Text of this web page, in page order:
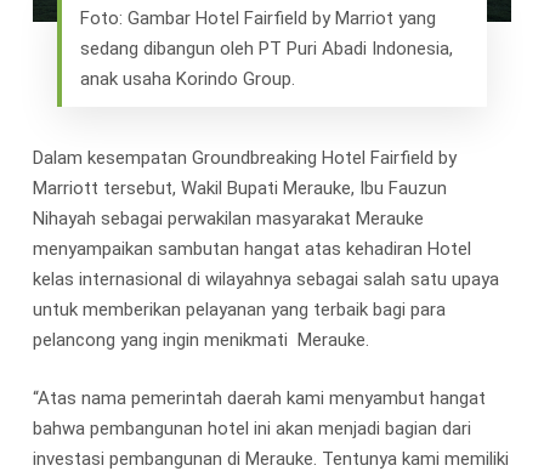
Foto: Gambar Hotel Fairfield by Marriot yang
sedang dibangun oleh PT Puri Abadi Indonesia,
anak usaha Korindo Group.
Dalam kesempatan Groundbreaking Hotel Fairfield by
Marriott tersebut, Wakil Bupati Merauke, Ibu Fauzun
Nihayah sebagai perwakilan masyarakat Merauke
menyampaikan sambutan hangat atas kehadiran Hotel
kelas internasional di wilayahnya sebagai salah satu upaya
untuk memberikan pelayanan yang terbaik bagi para
pelancong yang ingin menikmati Merauke.
“Atas nama pemerintah daerah kami menyambut hangat
bahwa pembangunan hotel ini akan menjadi bagian dari
investasi pembangunan di Merauke. Tentunya kami memiliki